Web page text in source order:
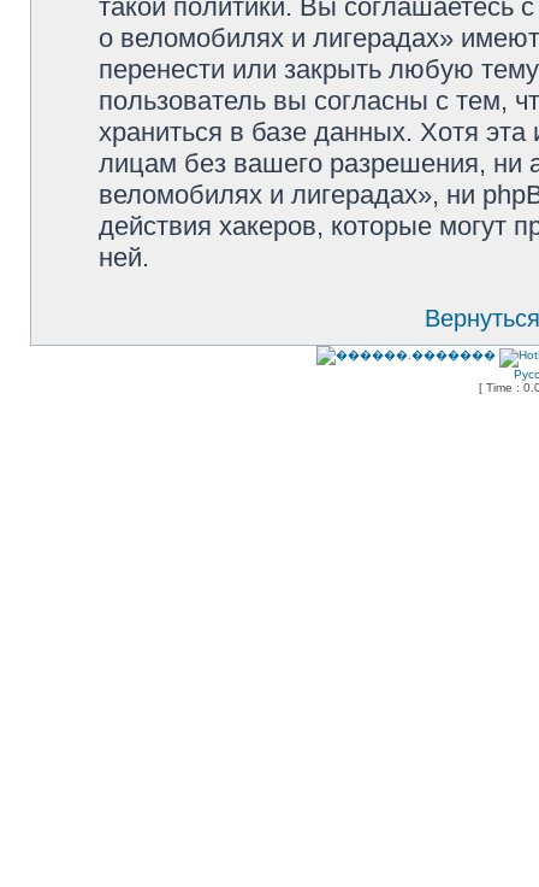
такой политики. Вы
о веломобилях и лигерадах»
перенести или закрыть любую
пользователь вы согласны с тем,
храниться в базе данных. Хотя
лицам без вашего разрешения, ни
веломобилях и лигерадах», ни
действия хакеров, которые могут
ней.
[ Time :